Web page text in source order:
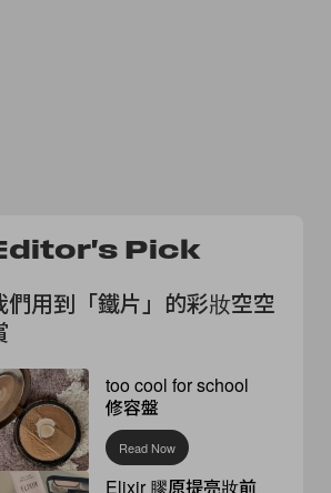
Pick
們用到「鐵片」的彩妝空空
too cool for school
修容盤
Read Now
Elixir 膠原提亮妝前